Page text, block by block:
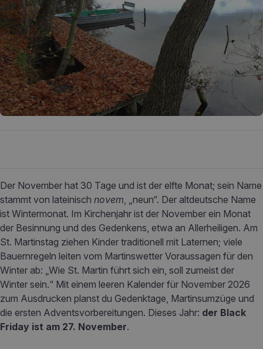
Der November hat 30 Tage und ist der elfte Monat; sein Name
stammt von lateinisch novem, „neun“. Der altdeutsche Name
ist Wintermonat. Im Kirchenjahr ist der November ein Monat
der Besinnung und des Gedenkens, etwa an Allerheiligen. Am
St. Martinstag ziehen Kinder traditionell mit Laternen; viele
Bauernregeln leiten vom Martinswetter Voraussagen für den
Winter ab: „Wie St. Martin führt sich ein, soll zumeist der
Winter sein.“ Mit einem leeren Kalender für November 2026
zum Ausdrucken planst du Gedenktage, Martinsumzüge und
die ersten Adventsvorbereitungen. Dieses Jahr: der Black
Friday ist am 27. November.